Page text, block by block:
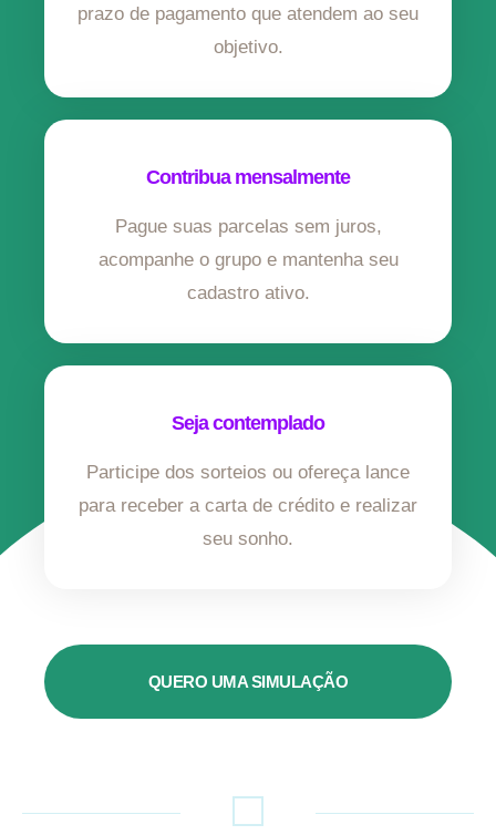
prazo de pagamento que atendem ao seu
objetivo.
Contribua mensalmente
Pague suas parcelas sem juros,
acompanhe o grupo e mantenha seu
cadastro ativo.
Seja contemplado
Participe dos sorteios ou ofereça lance
para receber a carta de crédito e realizar
seu sonho.
QUERO UMA SIMULAÇÃO